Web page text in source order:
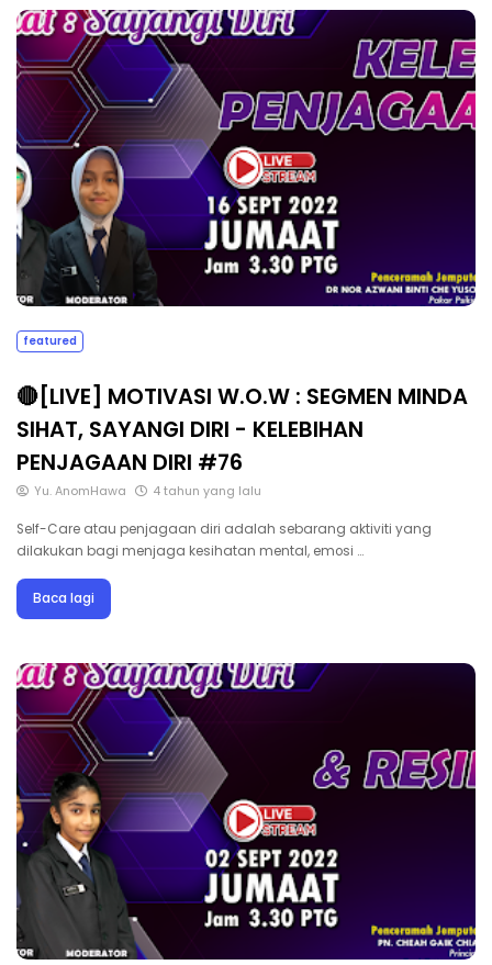
featured
🔴[LIVE] MOTIVASI W.O.W : SEGMEN MINDA
SIHAT, SAYANGI DIRI - KELEBIHAN
PENJAGAAN DIRI #76
Yu. AnomHawa 4 tahun yang lalu
Self-Care atau penjagaan diri adalah sebarang aktiviti yang
dilakukan bagi menjaga kesihatan mental, emosi …
Baca lagi